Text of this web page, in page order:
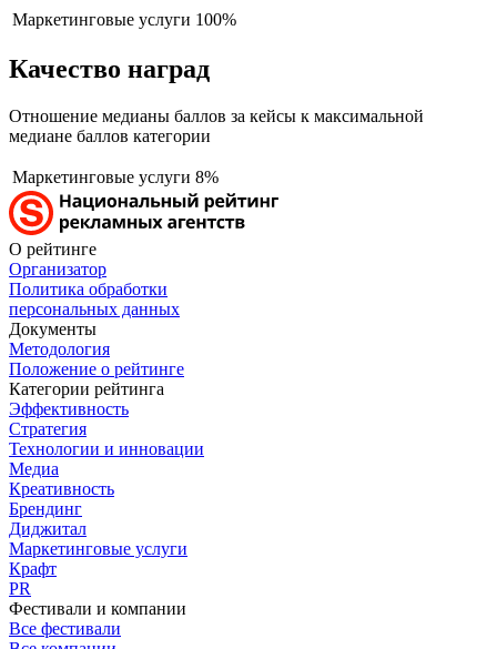
Маркетинговые услуги 100%
Качество наград
Отношение медианы баллов за кейсы к максимальной
медиане баллов категории
Маркетинговые услуги 8%
О рейтинге
Организатор
Политика обработки
персональных данных
Документы
Методология
Положение о рейтинге
Категории рейтинга
Эффективность
Стратегия
Технологии и инновации
Медиа
Креативность
Брендинг
Диджитал
Маркетинговые услуги
Крафт
PR
Фестивали и компании
Все фестивали